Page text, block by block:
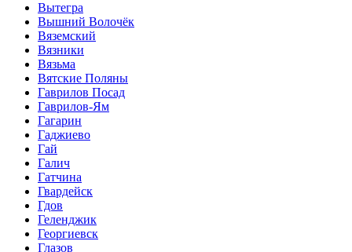
Вытегра
Вышний Волочёк
Вяземский
Вязники
Вязьма
Вятские Поляны
Гаврилов Посад
Гаврилов-Ям
Гагарин
Гаджиево
Гай
Галич
Гатчина
Гвардейск
Гдов
Геленджик
Георгиевск
Глазов